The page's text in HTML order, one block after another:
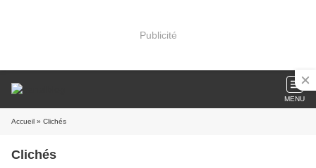
Publicité
MENU
Accueil » Clichés
Clichés